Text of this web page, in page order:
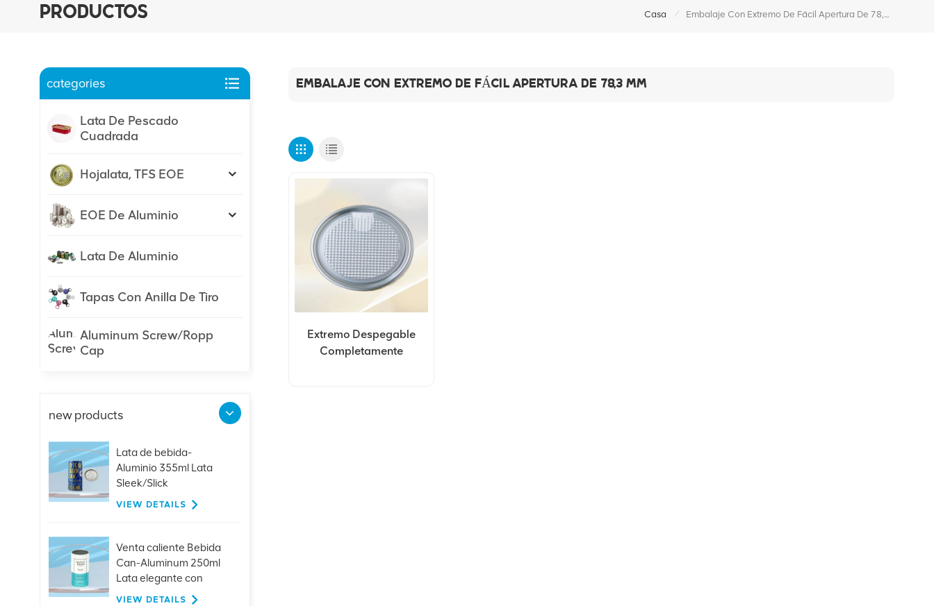
PRODUCTOS Casa / Embalaje Con Extremo De Fácil Apertura De 78,3 Mm
EMBALAJE CON EXTREMO DE FÁCIL APERTURA DE 78,3 MM
Extremo Despegable
Completamente
categories
Lata De Pescado
Cuadrada
Hojalata, TFS EOE
EOE De Aluminio
Lata De Aluminio
Tapas Con Anilla De Tiro
Aluminum Screw/Ropp
Cap
new products
Lata de bebida-
Aluminio 355ml Lata
Sleek/Slick
VIEW DETAILS
Venta caliente Bebida
Can-Aluminum 250ml
Lata elegante con
tapas
VIEW DETAILS